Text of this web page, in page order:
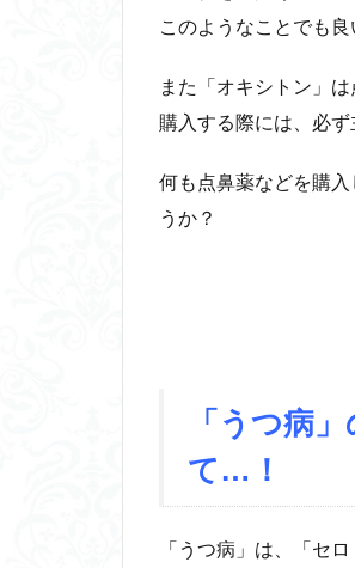
このようなことでも良
また「オキシトン」
購入する際には、必ず
何も点鼻薬などを購
うか？
「うつ病
て…！
「うつ病」は、「セ